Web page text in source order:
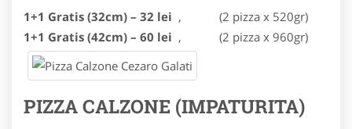
1+1 Gratis (32cm) – 32 lei ,
(2 pizza x 520gr)
1+1 Gratis (42cm) – 60 lei , (2 pizza x 960gr)
PIZZA CALZONE (IMPATURITA)